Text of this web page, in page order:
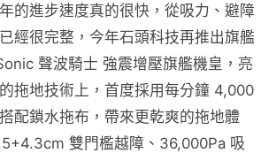
的進步速度真的很快，從吸力、避障
經很完整，今年石頭科技再推出旗艦
聲波騎士 強震增壓旗艦機皇，亮
拖地技術上，首度採用每分鐘 4,000
配鎖水拖布，帶來更乾爽的拖地體
雙門檻越障、36,000Pa 吸